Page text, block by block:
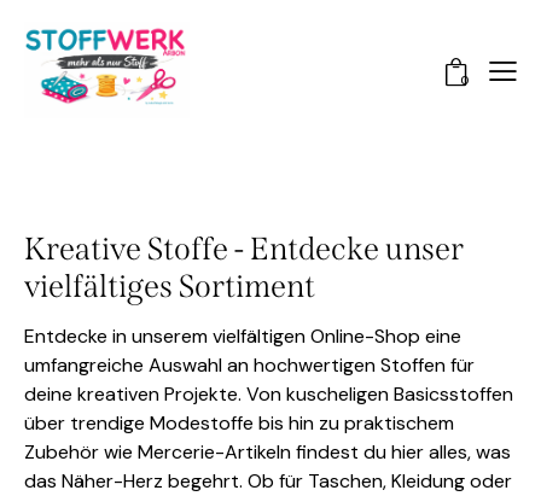
0
Kreative Stoffe - Entdecke unser
vielfältiges Sortiment
Entdecke in unserem vielfältigen Online-Shop eine
umfangreiche Auswahl an hochwertigen Stoffen für
deine kreativen Projekte. Von kuscheligen Basicsstoffen
über trendige Modestoffe bis hin zu praktischem
Zubehör wie Mercerie-Artikeln findest du hier alles, was
das Näher-Herz begehrt. Ob für Taschen, Kleidung oder